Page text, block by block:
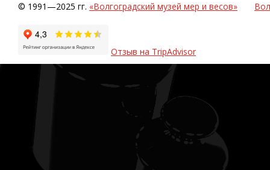
© 1991—2025 гг. «Волгоградский музей мер и весов»
Отзыв на TripAdvisor